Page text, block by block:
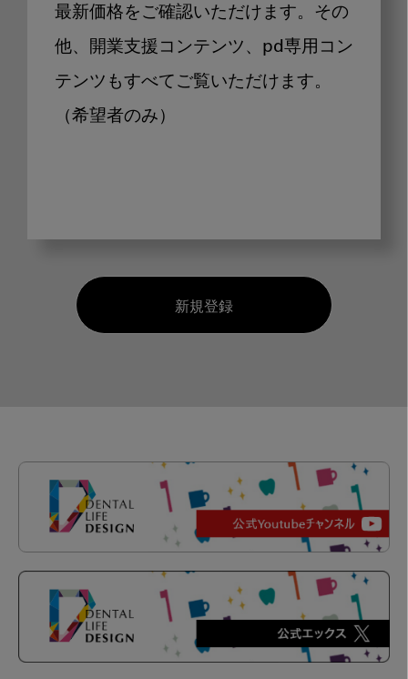
最新価格をご確認いただけます。その
他、開業支援コンテンツ、pd専用コン
テンツもすべてご覧いただけます。
（希望者のみ）
新規登録